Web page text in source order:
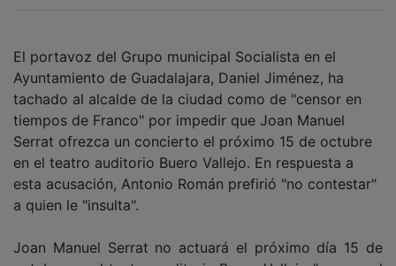
Ayuntamiento de Guadalajara, Daniel Jiménez, ha
tachado al alcalde de la ciudad como de "censor en
tiempos de Franco" por impedir que Joan Manuel
Serrat ofrezca un concierto el próximo 15 de octubre
en el teatro auditorio Buero Vallejo. En respuesta a
esta acusación, Antonio Román prefirió "no contestar"
a quien le "insulta".
octubre en el teatro auditorio Buero Vallejo "porque el